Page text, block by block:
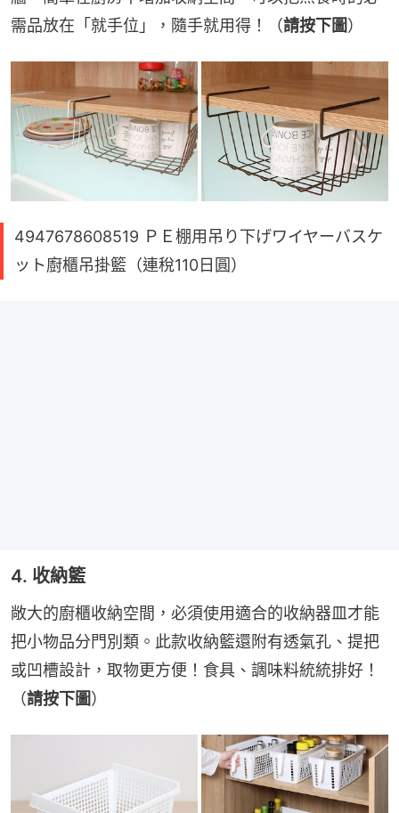
需品放在「就手位」，隨手就用得！（請按下圖）
4947678608519 ＰＥ棚用吊り下げワイヤーバスケ
ット廚櫃吊掛籃（連稅110日圓）
4. 收納籃
敞大的廚櫃收納空間，必須使用適合的收納器皿才能
把小物品分門別類。此款收納籃還附有透氣孔、提把
或凹槽設計，取物更方便！食具、調味料統統排好！
（請按下圖）